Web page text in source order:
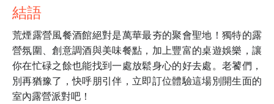
結語
荒煙露營風餐酒館絕對是萬華最夯的聚會聖地！獨特的露
營氛圍、創意調酒與美味餐點，加上豐富的桌遊娛樂，讓
你在忙碌之餘也能找到一處放鬆身心的好去處。老饕們，
別再猶豫了，快呼朋引伴，立即訂位體驗這場別開生面的
室內露營派對吧！